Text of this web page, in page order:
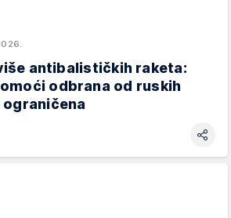
antibalističkih raketa:
odbrana od ruskih